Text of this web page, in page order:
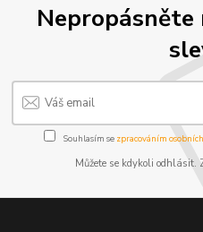
Nepropásněte
Souhlasím se zpracováním
Můžete se kdykoli